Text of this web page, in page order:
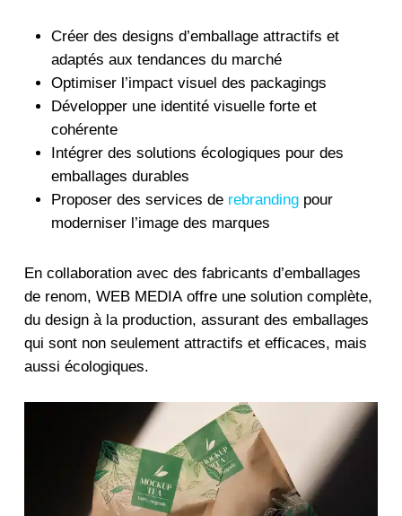
Créer des designs d’emballage attractifs et
adaptés aux tendances du marché
Optimiser l’impact visuel des packagings
Développer une identité visuelle forte et
cohérente
Intégrer des solutions écologiques pour des
emballages durables
Proposer des services de rebrandingpour
moderniser l’image des marques
En collaboration avec des fabricants d’emballages
de renom, WEB MEDIA offre une solution complète,
du design à la production, assurant des emballages
qui sont non seulement attractifs et efficaces, mais
aussi écologiques.